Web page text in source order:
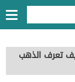
تعرف الذهب